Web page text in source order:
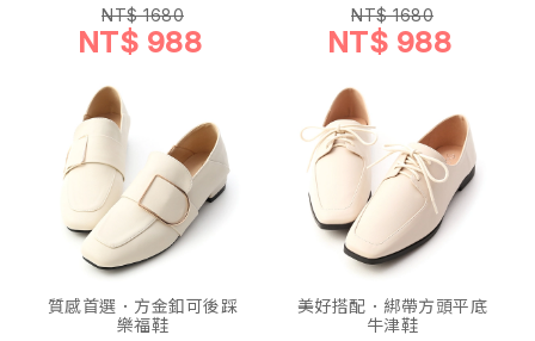
NT$ 1680
NT$ 988
NT$ 1680
NT$ 988
質感首選．方金釦可後踩
樂福鞋
美好搭配．綁帶方頭平底
牛津鞋